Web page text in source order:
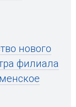
нового
филиала